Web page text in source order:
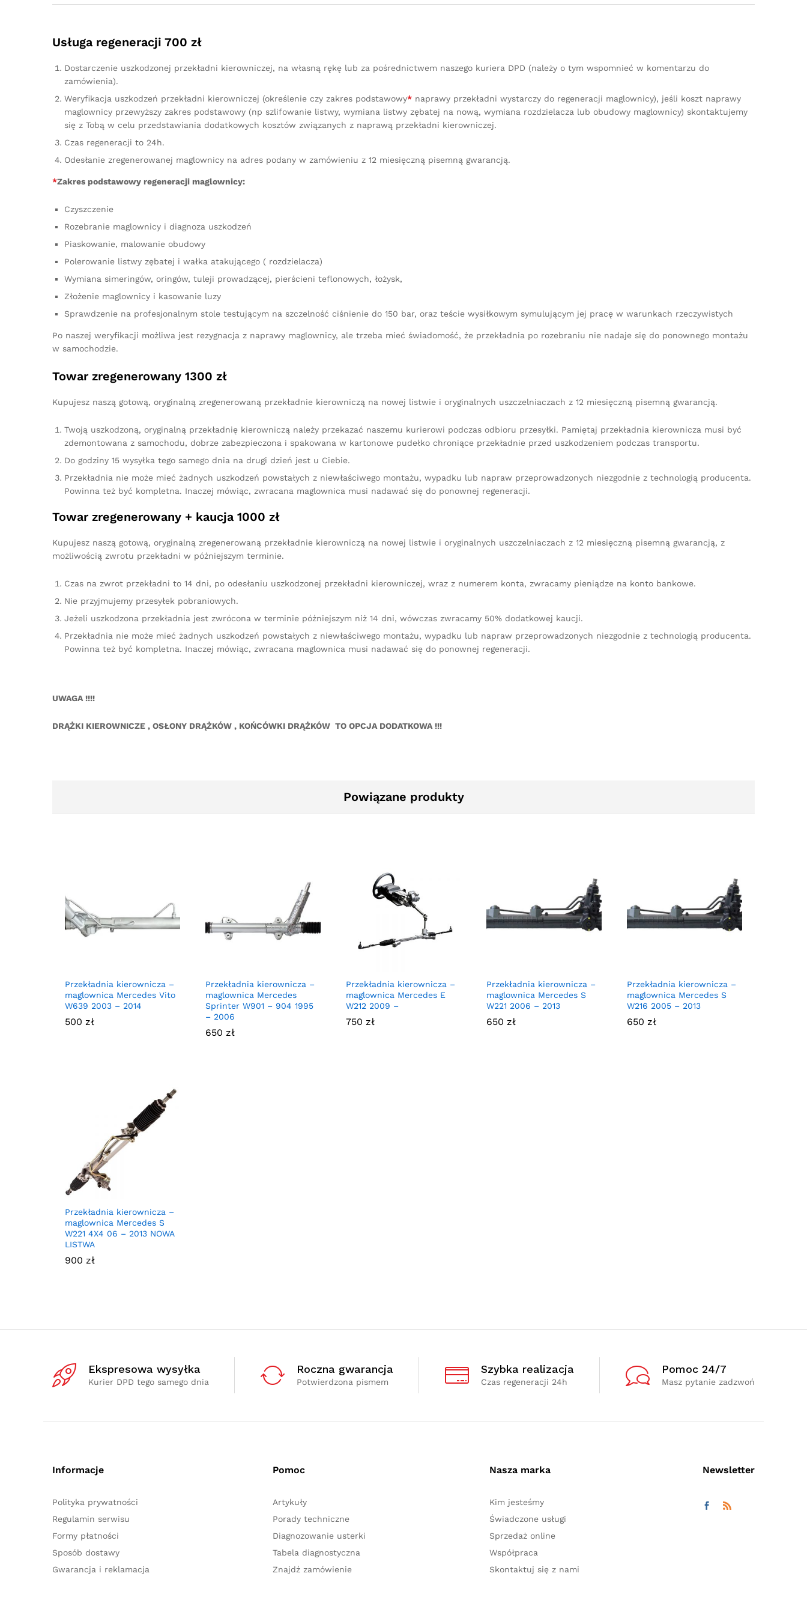
Usługa regeneracji 700 zł
Dostarczenie uszkodzonej przekładni kierowniczej, na własną rękę lub za pośrednictwem naszego kuriera DPD (należy o tym wspomnieć w komentarzu do
zamówienia).
Weryfikacja uszkodzeń przekładni kierowniczej (określenie czy zakres podstawowy* naprawy przekładni wystarczy do regeneracji maglownicy), jeśli koszt naprawy
maglownicy przewyższy zakres podstawowy (np szlifowanie listwy, wymiana listwy zębatej na nową, wymiana rozdzielacza lub obudowy maglownicy) skontaktujemy
się z Tobą w celu przedstawiania dodatkowych kosztów związanych z naprawą przekładni kierowniczej.
Czas regeneracji to 24h.
Odesłanie zregenerowanej maglownicy na adres podany w zamówieniu z 12 miesięczną pisemną gwarancją.
*Zakres podstawowy regeneracji maglownicy:
Czyszczenie
Rozebranie maglownicy i diagnoza uszkodzeń
Piaskowanie, malowanie obudowy
Polerowanie listwy zębatej i wałka atakującego ( rozdzielacza)
Wymiana simeringów, oringów, tuleji prowadzącej, pierścieni teflonowych, łożysk,
Złożenie maglownicy i kasowanie luzy
Sprawdzenie na profesjonalnym stole testującym na szczelność ciśnienie do 150 bar, oraz teście wysiłkowym symulującym jej pracę w warunkach rzeczywistych
Po naszej weryfikacji możliwa jest rezygnacja z naprawy maglownicy, ale trzeba mieć świadomość, że przekładnia po rozebraniu nie nadaje się do ponownego montażu
w samochodzie.
Towar zregenerowany 1300 zł
Kupujesz naszą gotową, oryginalną zregenerowaną przekładnie kierowniczą na nowej listwie i oryginalnych uszczelniaczach z 12 miesięczną pisemną gwarancją.
Twoją uszkodzoną, oryginalną przekładnię kierowniczą należy przekazać naszemu kurierowi podczas odbioru przesyłki. Pamiętaj przekładnia kierownicza musi być
zdemontowana z samochodu, dobrze zabezpieczona i spakowana w kartonowe pudełko chroniące przekładnie przed uszkodzeniem podczas transportu.
Do godziny 15 wysyłka tego samego dnia na drugi dzień jest u Ciebie.
Przekładnia nie może mieć żadnych uszkodzeń powstałych z niewłaściwego montażu, wypadku lub napraw przeprowadzonych niezgodnie z technologią producenta.
Powinna też być kompletna. Inaczej mówiąc, zwracana maglownica musi nadawać się do ponownej regeneracji.
Towar zregenerowany + kaucja 1000 zł
Kupujesz naszą gotową, oryginalną zregenerowaną przekładnie kierowniczą na nowej listwie i oryginalnych uszczelniaczach z 12 miesięczną pisemną gwarancją, z
możliwością zwrotu przekładni w późniejszym terminie.
Czas na zwrot przekładni to 14 dni, po odesłaniu uszkodzonej przekładni kierowniczej, wraz z numerem konta, zwracamy pieniądze na konto bankowe.
Nie przyjmujemy przesyłek pobraniowych.
Jeżeli uszkodzona przekładnia jest zwrócona w terminie późniejszym niż 14 dni, wówczas zwracamy 50% dodatkowej kaucji.
Przekładnia nie może mieć żadnych uszkodzeń powstałych z niewłaściwego montażu, wypadku lub napraw przeprowadzonych niezgodnie z technologią producenta.
Powinna też być kompletna. Inaczej mówiąc, zwracana maglownica musi nadawać się do ponownej regeneracji.
UWAGA !!!!
DRĄŻKI KIEROWNICZE , OSŁONY DRĄŻKÓW , KOŃCÓWKI DRĄŻKÓW TO OPCJA DODATKOWA !!!
Powiązane produkty
Przekładnia kierownicza –
maglownica Mercedes Vito
W639 2003 – 2014
500 zł
Przekładnia kierownicza –
maglownica Mercedes
Sprinter W901 – 904 1995
– 2006
650 zł
Przekładnia kierownicza –
maglownica Mercedes E
W212 2009 –
750 zł
Przekładnia kierownicza –
maglownica Mercedes S
W221 2006 – 2013
650 zł
Przekładnia kierownicza –
maglownica Mercedes S
W216 2005 – 2013
650 zł
Przekładnia kierownicza –
maglownica Mercedes S
W221 4X4 06 – 2013 NOWA
LISTWA
900 zł
Ekspresowa wysyłka
Kurier DPD tego samego dnia
Roczna gwarancja
Potwierdzona pismem
Szybka realizacja
Czas regeneracji 24h
Pomoc 24/7
Masz pytanie zadzwoń
Informacje
Polityka prywatności
Regulamin serwisu
Formy płatności
Sposób dostawy
Gwarancja i reklamacja
Pomoc
Artykuły
Porady techniczne
Diagnozowanie usterki
Tabela diagnostyczna
Znajdź zamówienie
Nasza marka
Kim jesteśmy
Świadczone usługi
Sprzedaż online
Współpraca
Skontaktuj się z nami
Newsletter